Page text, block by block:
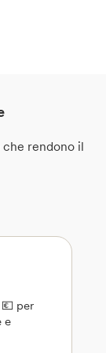
che rendono il
per
e